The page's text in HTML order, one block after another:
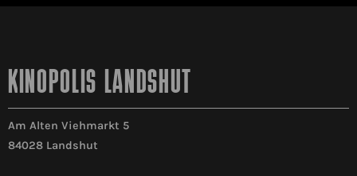
KINOPOLIS LANDSHUT
Am Alten Viehmarkt 5
84028 Landshut